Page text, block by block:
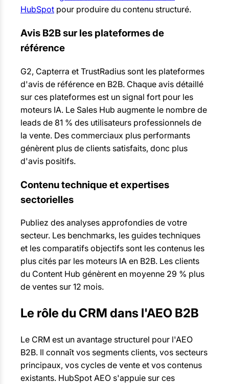
HubSpot pour produire du contenu structuré.
Avis B2B sur les plateformes de
référence
G2, Capterra et TrustRadius sont les plateformes
d'avis de référence en B2B. Chaque avis détaillé
sur ces plateformes est un signal fort pour les
moteurs IA. Le Sales Hub augmente le nombre de
leads de 81 % des utilisateurs professionnels de
la vente. Des commerciaux plus performants
génèrent plus de clients satisfaits, donc plus
d'avis positifs.
Contenu technique et expertises
sectorielles
Publiez des analyses approfondies de votre
secteur. Les benchmarks, les guides techniques
et les comparatifs objectifs sont les contenus les
plus cités par les moteurs IA en B2B. Les clients
du Content Hub génèrent en moyenne 29 % plus
de ventes sur 12 mois.
Le rôle du CRM dans l'AEO B2B
Le CRM est un avantage structurel pour l'AEO
B2B. Il connaît vos segments clients, vos secteurs
principaux, vos cycles de vente et vos contenus
existants. HubSpot AEO s'appuie sur ces